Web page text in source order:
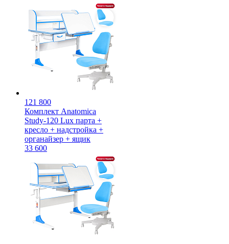
121 800
Комплект Anatomica
Study-120 Lux парта +
кресло + надстройка +
органайзер + ящик
33 600